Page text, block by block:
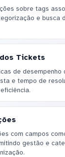
sobre tags
e busca
Tickets
de desempenho
e tempo de
com campos
gestão e